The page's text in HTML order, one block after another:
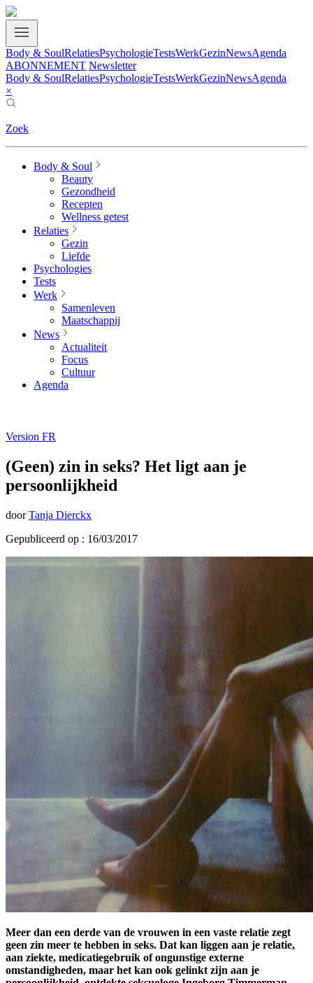
Body & SoulRelatiesPsychologieTestsWerkGezinNewsAgenda
ABONNEMENT Newsletter
Body & SoulRelatiesPsychologieTestsWerkGezinNewsAgenda
×
Zoek
Body & Soul
Beauty
Gezondheid
Recepten
Wellness getest
Relaties
Gezin
Liefde
Psychologies
Tests
Werk
Samenleven
Maatschappij
News
Actualiteit
Focus
Cultuur
Agenda
Version FR
(Geen) zin in seks? Het ligt aan je
persoonlijkheid
door Tanja Dierckx
Gepubliceerd op : 16/03/2017
Meer dan een derde van de vrouwen in een vaste relatie zegt
geen zin meer te hebben in seks. Dat kan liggen aan je relatie,
aan ziekte, medicatiegebruik of ongunstige externe
omstandigheden, maar het kan ook gelinkt zijn aan je